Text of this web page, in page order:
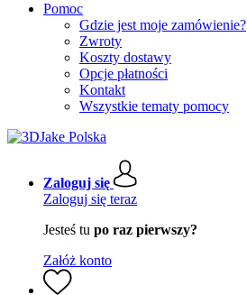
Pomoc
Gdzie jest moje zamówienie?
Zwroty
Koszty dostawy
Opcje płatności
Kontakt
Wszystkie tematy pomocy
Zaloguj się
Zaloguj się teraz
Jesteś tu po raz pierwszy?
Załóż konto